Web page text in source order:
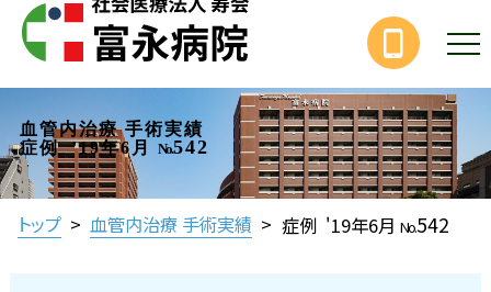
血管内治療 手術実績
症例 '19年6月
No.542
トップ > 血管内治療 手術実績 > 症例 '19年6月 No.542